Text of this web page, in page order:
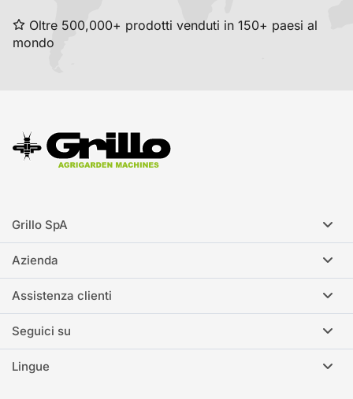
Oltre 500,000+ prodotti venduti in 150+ paesi al
mondo
Grillo SpA
Azienda
Assistenza clienti
Seguici su
Lingue